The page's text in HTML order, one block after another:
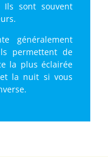
Ils sont souvent
généralement
permettent de
la plus éclairée
la nuit si vous